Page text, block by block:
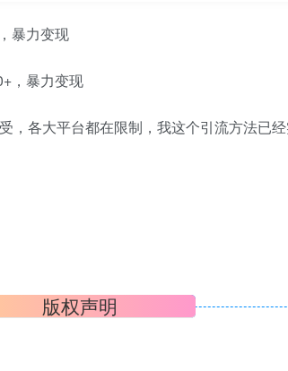
暴力变现
，各大平台都在限制，我这个引流方法已
版权声明